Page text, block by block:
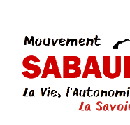
contenu